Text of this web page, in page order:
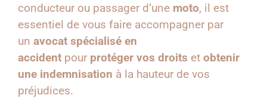
conducteur ou passager d’une moto, il est
essentiel de vous faire accompagner par
un avocat spécialisé en
accident pour protéger vos droits et obtenir
une indemnisation à la hauteur de vos
préjudices.